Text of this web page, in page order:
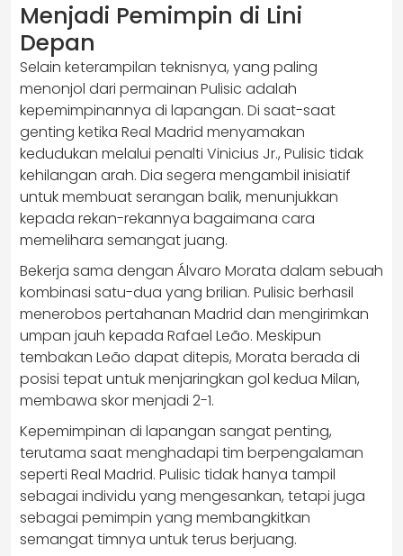
Menjadi Pemimpin di Lini
Depan
Selain keterampilan teknisnya, yang paling
menonjol dari permainan Pulisic adalah
kepemimpinannya di lapangan. Di saat-saat
genting ketika Real Madrid menyamakan
kedudukan melalui penalti Vinicius Jr., Pulisic tidak
kehilangan arah. Dia segera mengambil inisiatif
untuk membuat serangan balik, menunjukkan
kepada rekan-rekannya bagaimana cara
memelihara semangat juang.
Bekerja sama dengan Álvaro Morata dalam sebuah
kombinasi satu-dua yang brilian. Pulisic berhasil
menerobos pertahanan Madrid dan mengirimkan
umpan jauh kepada Rafael Leão. Meskipun
tembakan Leão dapat ditepis, Morata berada di
posisi tepat untuk menjaringkan gol kedua Milan,
membawa skor menjadi 2-1.
Kepemimpinan di lapangan sangat penting,
terutama saat menghadapi tim berpengalaman
seperti Real Madrid. Pulisic tidak hanya tampil
sebagai individu yang mengesankan, tetapi juga
sebagai pemimpin yang membangkitkan
semangat timnya untuk terus berjuang.